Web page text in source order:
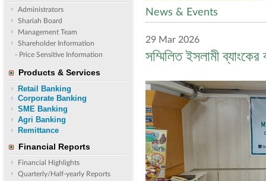
Administrators
Shariah Board
Management Team
Shareholder Information
- Price Sensitive Information
Products & Services
Retail Banking
Corporate Banking
SME Banking
Agri Banking
Remittance
Financial Reports
Financial Highlights
Quarterly/Half-yearly Reports
News & Events
29 Mar 2026
সম্মিলিত ইসলামী